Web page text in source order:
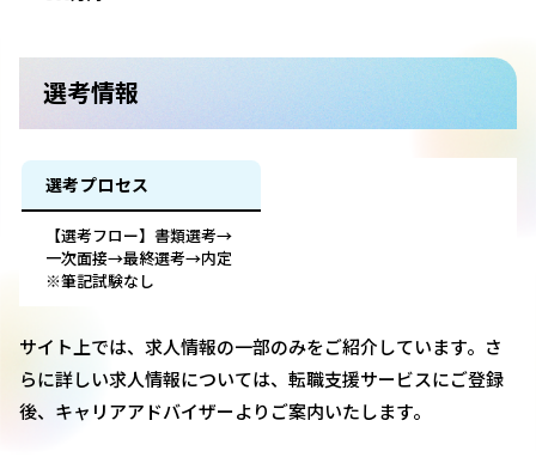
選考情報
選考プロセス
【選考フロー】書類選考→
一次面接→最終選考→内定
※筆記試験なし
サイト上では、求人情報の一部のみをご紹介しています。さ
らに詳しい求人情報については、転職支援サービスにご登録
後、キャリアアドバイザーよりご案内いたします。